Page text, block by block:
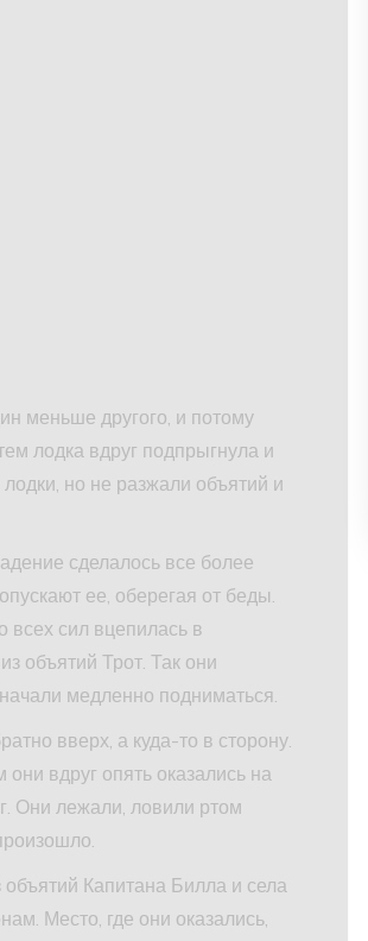
меньше другого, и потому
лодка вдруг подпрыгнула и
но не разжали объятий и
сделалось все более
ее, оберегая от беды.
всех сил вцепилась в
объятий Трот. Так они
медленно подниматься.
вверх, а куда-то в сторону.
вдруг опять оказались на
Они лежали, ловили ртом
Капитана Билла и села
Место, где они оказались,